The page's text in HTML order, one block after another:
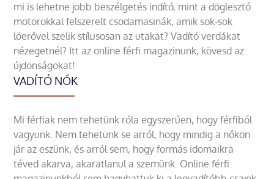
mi is lehetne jobb beszélgetés indító, mint a döglesztő
motorokkal felszerelt csodamasinák, amik sok-sok
lóerővel szelik stílusosan az utakat? Vadító verdákat
nézegetnél? Itt az online férfi magazinunk, kövesd az
újdonságokat!
VADÍTÓ NŐK
Mi férfiak nem tehetünk róla egyszerűen, hogy férfiből
vagyunk. Nem tehetünk se arról, hogy mindig a nőkön
jár az eszünk, és arról sem, hogy formás idomaikra
téved akarva, akaratlanul a szemünk. Online férfi